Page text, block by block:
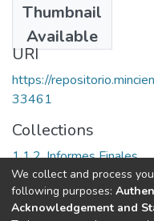
Thumbnail
Available
2005
URI
https://
33461
Collections
1.1.2. Informes Finales
Full item page
We collect and process
following purposes:
Acknowledgement and